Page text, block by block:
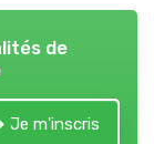
de
Je m'inscris